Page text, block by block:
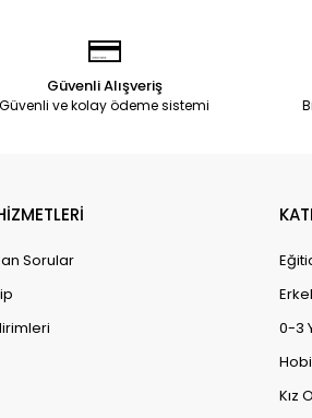
Güvenli Alışveriş
Güvenli ve kolay ödeme sistemi
Sorular
0-3
Hobi
Kız